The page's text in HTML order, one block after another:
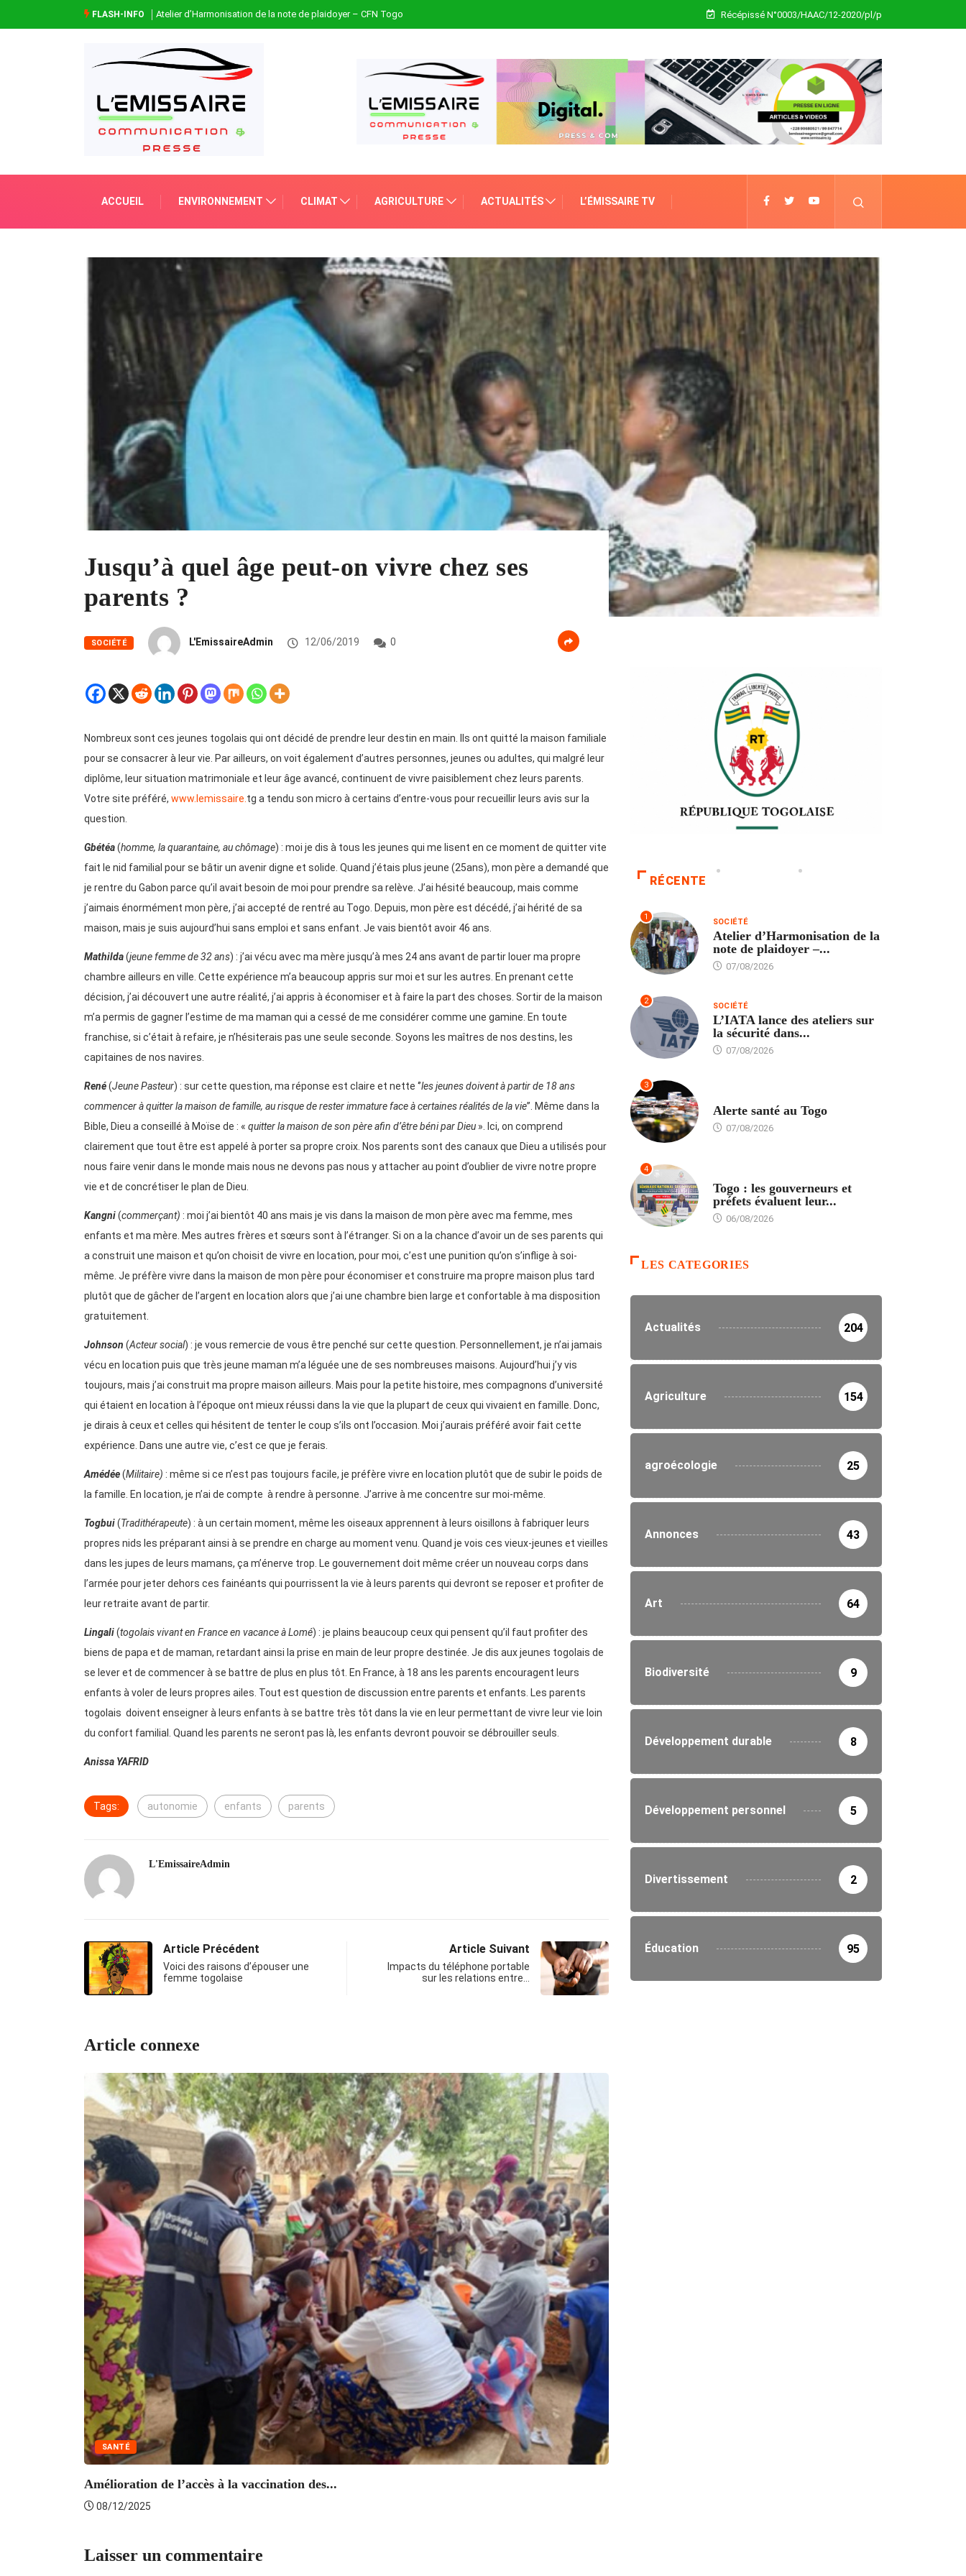
FLASH-INFO Atelier d’Harmonisation de la note de plaidoyer – CFN Togo Récépissé N°0003/HAAC/12-2020/pl/p
ACCUEIL ENVIRONNEMENT CLIMAT AGRICULTURE ACTUALITÉS L’ÉMISSAIRE TV
Jusqu’à quel âge peut-on vivre chez ses
parents ?
SOCIÉTÉ L'EmissaireAdmin 12/06/2019 0
Nombreux sont ces jeunes togolais qui ont décidé de prendre leur destin en main. Ils ont quitté la maison familiale
pour se consacrer à leur vie. Par ailleurs, on voit également d’autres personnes, jeunes ou adultes, qui malgré leur
diplôme, leur situation matrimoniale et leur âge avancé, continuent de vivre paisiblement chez leurs parents.
Votre site préféré, www.lemissaire.tg a tendu son micro à certains d’entre-vous pour recueillir leurs avis sur la
question.
Gbétéa(homme, la quarantaine, au chômage) : moi je dis à tous les jeunes qui me lisent en ce moment de quitter vite
fait le nid familial pour se bâtir un avenir digne et solide. Quand j’étais plus jeune (25ans), mon père a demandé que
je rentre du Gabon parce qu’il avait besoin de moi pour prendre sa relève. J’ai hésité beaucoup, mais comme
j’aimais énormément mon père, j’ai accepté de rentré au Togo. Depuis, mon père est décédé, j’ai hérité de sa
maison, mais je suis aujourd’hui sans emploi et sans enfant. Je vais bientôt avoir 46 ans.
Mathilda(jeune femme de 32 ans) : j’ai vécu avec ma mère jusqu’à mes 24 ans avant de partir louer ma propre
chambre ailleurs en ville. Cette expérience m’a beaucoup appris sur moi et sur les autres. En prenant cette
décision, j’ai découvert une autre réalité, j’ai appris à économiser et à faire la part des choses. Sortir de la maison
m’a permis de gagner l’estime de ma maman qui a cessé de me considérer comme une gamine. En toute
franchise, si c’était à refaire, je n’hésiterais pas une seule seconde. Soyons les maîtres de nos destins, les
capitaines de nos navires.
René(Jeune Pasteur) : sur cette question, ma réponse est claire et nette ‘’les jeunes doivent à partir de 18 ans
commencer à quitter la maison de famille, au risque de rester immature face à certaines réalités de la vie’’. Même dans la
Bible, Dieu a conseillé à Moïse de : « quitter la maison de son père afin d’être béni par Dieu ». Ici, on comprend
clairement que tout être est appelé à porter sa propre croix. Nos parents sont des canaux que Dieu a utilisés pour
nous faire venir dans le monde mais nous ne devons pas nous y attacher au point d’oublier de vivre notre propre
vie et de concrétiser le plan de Dieu.
Kangni(commerçant) : moi j’ai bientôt 40 ans mais je vis dans la maison de mon père avec ma femme, mes
enfants et ma mère. Mes autres frères et sœurs sont à l’étranger. Si on a la chance d’avoir un de ses parents qui
a construit une maison et qu’on choisit de vivre en location, pour moi, c’est une punition qu’on s’inflige à soi-
même. Je préfère vivre dans la maison de mon père pour économiser et construire ma propre maison plus tard
plutôt que de gâcher de l’argent en location alors que j’ai une chambre bien large et confortable à ma disposition
gratuitement.
Johnson (Acteur social) : je vous remercie de vous être penché sur cette question. Personnellement, je n’ai jamais
vécu en location puis que très jeune maman m’a léguée une de ses nombreuses maisons. Aujourd’hui j’y vis
toujours, mais j’ai construit ma propre maison ailleurs. Mais pour la petite histoire, mes compagnons d’université
qui étaient en location à l’époque ont mieux réussi dans la vie que la plupart de ceux qui vivaient en famille. Donc,
je dirais à ceux et celles qui hésitent de tenter le coup s’ils ont l’occasion. Moi j’aurais préféré avoir fait cette
expérience. Dans une autre vie, c’est ce que je ferais.
Amédée(Militaire) : même si ce n’est pas toujours facile, je préfère vivre en location plutôt que de subir le poids de
la famille. En location, je n’ai de compte à rendre à personne. J’arrive à me concentre sur moi-même.
Togbui(Tradithérapeute) : à un certain moment, même les oiseaux apprennent à leurs oisillons à fabriquer leurs
propres nids les préparant ainsi à se prendre en charge au moment venu. Quand je vois ces vieux-jeunes et vieilles
dans les jupes de leurs mamans, ça m’énerve trop. Le gouvernement doit même créer un nouveau corps dans
l’armée pour jeter dehors ces fainéants qui pourrissent la vie à leurs parents qui devront se reposer et profiter de
leur retraite avant de partir.
Lingali(togolais vivant en France en vacance à Lomé) : je plains beaucoup ceux qui pensent qu’il faut profiter des
biens de papa et de maman, retardant ainsi la prise en main de leur propre destinée. Je dis aux jeunes togolais de
se lever et de commencer à se battre de plus en plus tôt. En France, à 18 ans les parents encouragent leurs
enfants à voler de leurs propres ailes. Tout est question de discussion entre parents et enfants. Les parents
togolais doivent enseigner à leurs enfants à se battre très tôt dans la vie en leur permettant de vivre leur vie loin
du confort familial. Quand les parents ne seront pas là, les enfants devront pouvoir se débrouiller seuls.
Anissa YAFRID
Tags: autonomie enfants parents
L'EmissaireAdmin
Article Précédent
Voici des raisons d’épouser une
femme togolaise
Article Suivant
Impacts du téléphone portable
sur les relations entre…
Article connexe
SANTÉ
Amélioration de l’accès à la vaccination des...
08/12/2025
Laisser un commentaire
RÉCENTE
1 SOCIÉTÉ
Atelier d’Harmonisation de la
note de plaidoyer –...
07/08/2026
2 SOCIÉTÉ
L’IATA lance des ateliers sur
la sécurité dans...
07/08/2026
3
Alerte santé au Togo
07/08/2026
4
Togo : les gouverneurs et
préfets évaluent leur...
06/08/2026
LES CATEGORIES
Actualités 204
Agriculture 154
agroécologie 25
Annonces 43
Art 64
Biodiversité 9
Développement durable 8
Développement personnel 5
Divertissement 2
Éducation 95